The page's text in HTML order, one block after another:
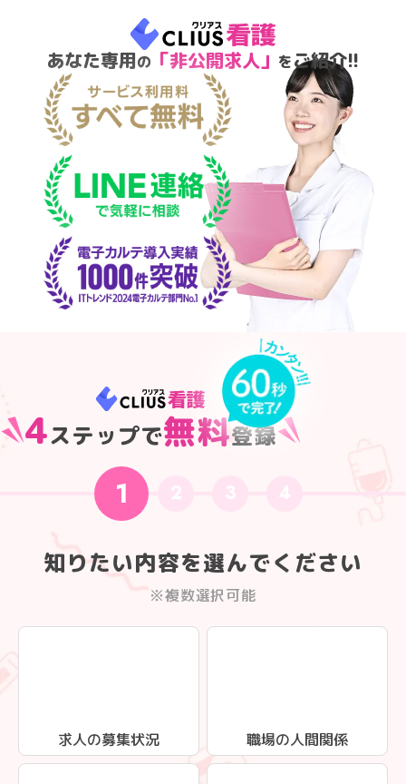
あなた専用の 「非公開求人」 をご紹介!!
4ステップで無料登録
1 2 3 4
知りたい内容を選んでください
※複数選択可能
求人の募集状況 職場の人間関係